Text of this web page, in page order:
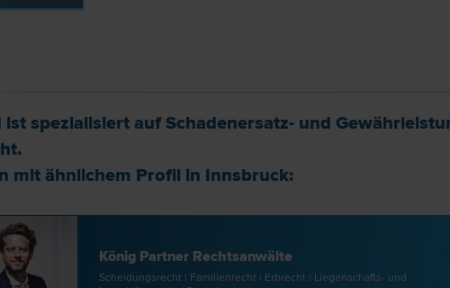
ist spezialisiert auf Schadenersatz- und
.
mit ähnlichem Profil in Innsbruck:
König Partner Rechtsanwälte
Scheidungs­recht | Familien­recht | Erb­recht | Liegenschafts- und